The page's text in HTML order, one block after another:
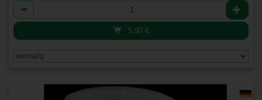
Anzahl
5,90 €